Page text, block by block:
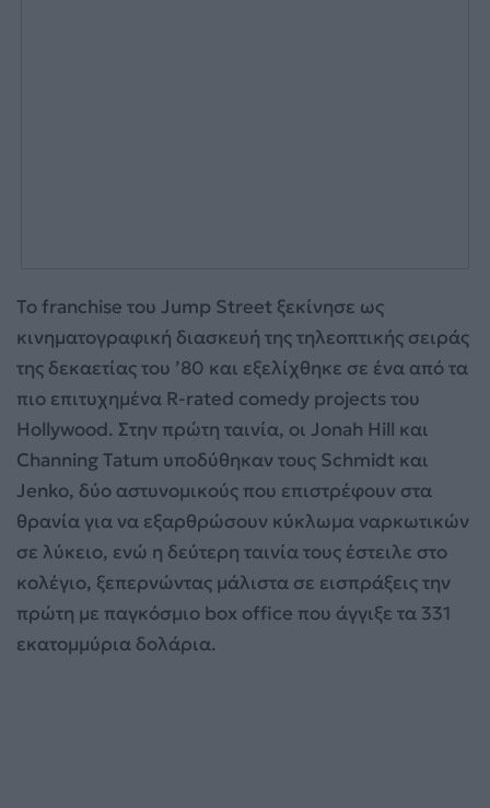
Το franchise του Jump Street ξεκίνησε ως
κινηματογραφική διασκευή της τηλεοπτικής σειράς
της δεκαετίας του ’80 και εξελίχθηκε σε ένα από τα
πιο επιτυχημένα R-rated comedy projects του
Hollywood. Στην πρώτη ταινία, οι Jonah Hill και
Channing Tatum υποδύθηκαν τους Schmidt και
Jenko, δύο αστυνομικούς που επιστρέφουν στα
θρανία για να εξαρθρώσουν κύκλωμα ναρκωτικών
σε λύκειο, ενώ η δεύτερη ταινία τους έστειλε στο
κολέγιο, ξεπερνώντας μάλιστα σε εισπράξεις την
πρώτη με παγκόσμιο box office που άγγιξε τα 331
εκατομμύρια δολάρια.